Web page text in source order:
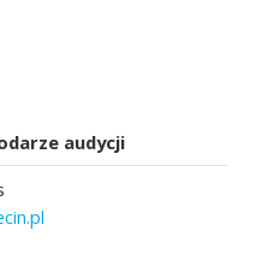
audycji